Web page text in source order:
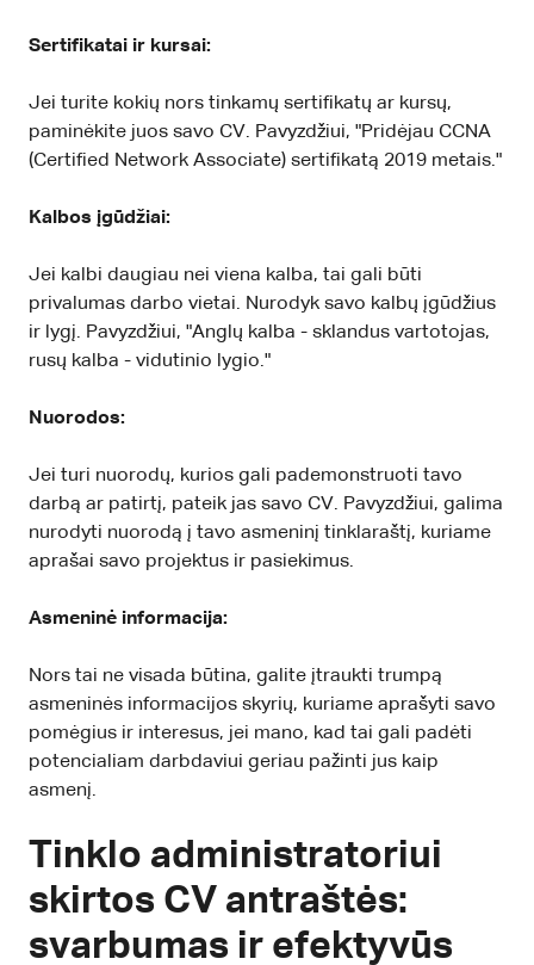
Sertifikatai ir kursai:
Jei turite kokių nors tinkamų sertifikatų ar kursų,
paminėkite juos savo CV. Pavyzdžiui, "Pridėjau CCNA
(Certified Network Associate) sertifikatą 2019 metais."
Kalbos įgūdžiai:
Jei kalbi daugiau nei viena kalba, tai gali būti
privalumas darbo vietai. Nurodyk savo kalbų įgūdžius
ir lygį. Pavyzdžiui, "Anglų kalba - sklandus vartotojas,
rusų kalba - vidutinio lygio."
Nuorodos:
Jei turi nuorodų, kurios gali pademonstruoti tavo
darbą ar patirtį, pateik jas savo CV. Pavyzdžiui, galima
nurodyti nuorodą į tavo asmeninį tinklaraštį, kuriame
aprašai savo projektus ir pasiekimus.
Asmeninė informacija:
Nors tai ne visada būtina, galite įtraukti trumpą
asmeninės informacijos skyrių, kuriame aprašyti savo
pomėgius ir interesus, jei mano, kad tai gali padėti
potencialiam darbdaviui geriau pažinti jus kaip
asmenį.
Tinklo administratoriui
skirtos CV antraštės:
svarbumas ir efektyvūs